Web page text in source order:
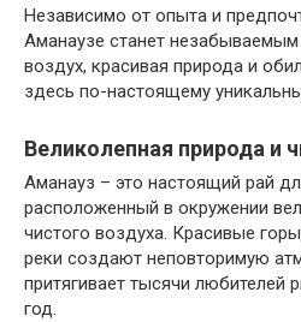
Независимо от опыта и
Аманаузе станет
воздух, красивая природа и
здесь по-настоящему
Великолепная природа и
Аманауз – это настоящий рай
расположенный в окружении
чистого воздуха. Красивые
реки создают неповторимую
притягивает тысячи
год.